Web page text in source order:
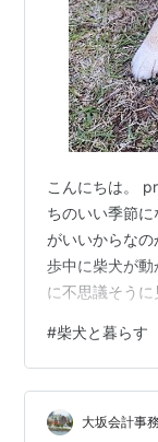
こんにちは。
ちのいい季節
がいいからな
歩中に柴犬が
に不思議そう
の不動柴っぷり
目的地（？）
終わると ヤレ
です。 歩かせ
#柴犬と暮らす
大坂会計事